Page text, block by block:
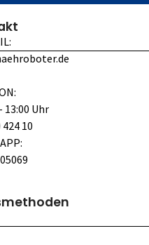
13:00 Uhr
10